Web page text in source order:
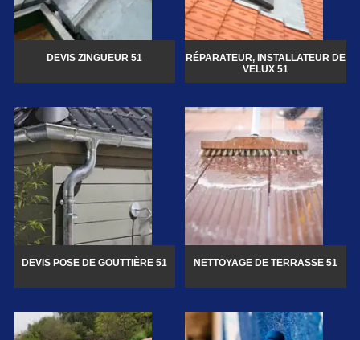
DEVIS ZINGUEUR 51
RÉPARATEUR, INSTALLATEUR DE
VELUX 51
DEVIS POSE DE GOUTTIÈRE 51 NETTOYAGE DE TERRASSE 51